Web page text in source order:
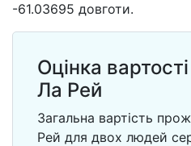
-61.03695 довготи.
Оцінка
Ла Рей
Загальна вартість
Рей для двох людей